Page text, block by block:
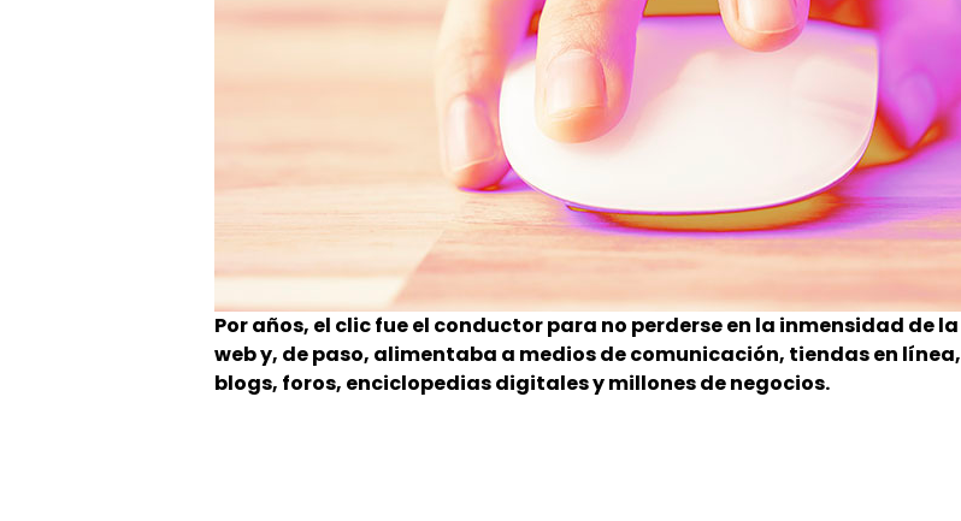
Por años, el clic fue el conductor para no perderse en la inmensidad de la
web y, de paso, alimentaba a medios de comunicación, tiendas en línea,
blogs, foros, enciclopedias digitales y millones de negocios.